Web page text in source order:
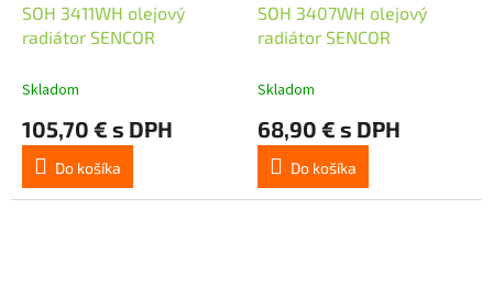
SOH 3411WH olejový
radiátor SENCOR
Skladom
105,70 € s DPH
Do košíka
SOH 3407WH olejový
radiátor SENCOR
Skladom
68,90 € s DPH
Do košíka